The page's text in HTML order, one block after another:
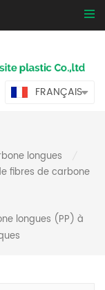
FRANÇAIS
longues
fibres de carbone
longues (PP) à